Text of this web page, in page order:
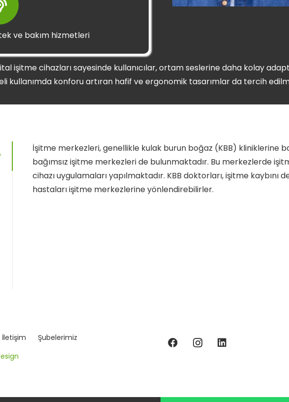
ve bakım hizmetleri
işitme cihazları sayesinde kullanıcılar, ortam seslerine daha kolay
kullanımda konforu artıran hafif ve ergonomik tasarımlar da tercih
İşitme merkezleri, genellikle kulak burun boğaz (KBB) kliniklerine
bağımsız işitme merkezleri de bulunmaktadır. Bu merkezlerde
cihazı uygulamaları yapılmaktadır. KBB doktorları, işitme
hastaları işitme merkezlerine yönlendirebilirler.
İletişim
Şubelerimiz